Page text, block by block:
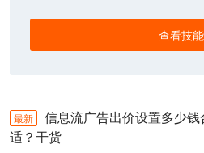
查看技能
最新
信息流广告出价设置多少钱
适？干货